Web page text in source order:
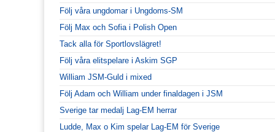
Följ våra ungdomar i Ungdoms-SM
Följ Max och Sofia i Polish Open
Tack alla för Sportlovslägret!
Följ våra elitspelare i Askim SGP
William JSM-Guld i mixed
Följ Adam och William under finaldagen i JSM
Sverige tar medalj Lag-EM herrar
Ludde, Max o Kim spelar Lag-EM för Sverige